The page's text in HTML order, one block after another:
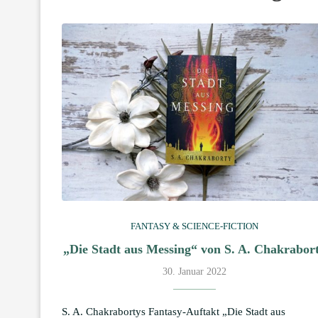
FANTASY & SCIENCE-FICTION
„Die Stadt aus Messing“ von S. A.
30. Januar 2022
S. A. Chakrabortys Fantasy-Auftakt „Die Stadt aus